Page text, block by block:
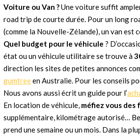
Voiture ou Van ?Une voiture suffit
road trip de courte durée. Pour un long
(comme la Nouvelle-Zélande), un van est
Quel budget pour le véhicule ?
état ou un véhicule utilitaire se trouve à
direction les sites de petites annonces
gumtreeen Australie. Pour les conseils
Nous avons aussi écrit un guide pour l’
En location de véhicule, méfiez vous des
supplémentaire, kilométrage autorisé…
prend une semaine ou un mois. Dans la